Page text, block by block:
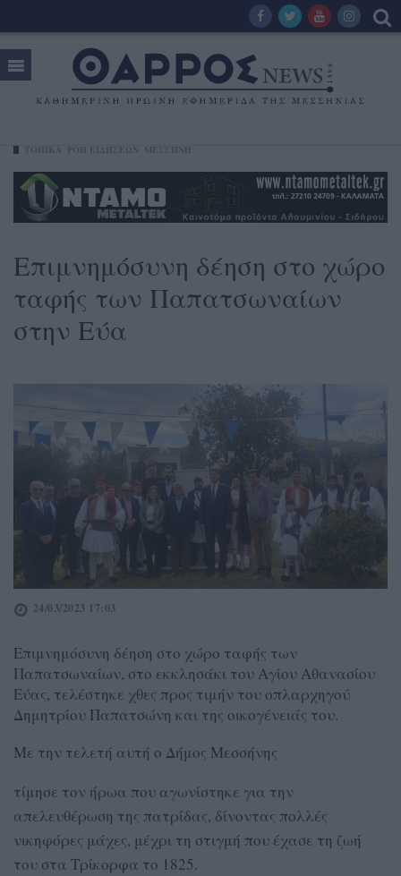
Επιμνημόσυνη δέηση στο χώρο
ταφής των Παπατσωναίων
στην Εύα
24/03/2023 17:03
Επιμνημόσυνη δέηση στο χώρο ταφής των
Παπατσωναίων, στο εκκλησάκι του Αγίου Αθανασίου
Εύας, τελέστηκε χθες προς τιμήν του οπλαρχηγού
Δημητρίου Παπατσώνη και της οικογένειάς του.
Με την τελετή αυτή ο Δήμος Μεσσήνης
τίμησε τον ήρωα που αγωνίστηκε για την
απελευθέρωση της πατρίδας, δίνοντας πολλές
νικηφόρες μάχες, μέχρι τη στιγμή που έχασε τη ζωή
του στα Τρίκορφα το 1825.